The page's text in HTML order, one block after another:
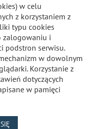
w celu
z korzystaniem z
typu cookies
zalogowaniu i
podstron serwisu.
w dowolnym
Korzystanie z
dotyczących
w pamięci